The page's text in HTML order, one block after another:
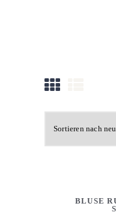
ÜBER UNS
KONTAKT
DETAILS
BLUSE